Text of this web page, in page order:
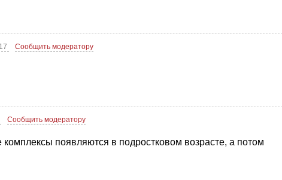
Сообщить модератору
Сообщить модератору
комплексы появляются в подростковом возрасте, а потом